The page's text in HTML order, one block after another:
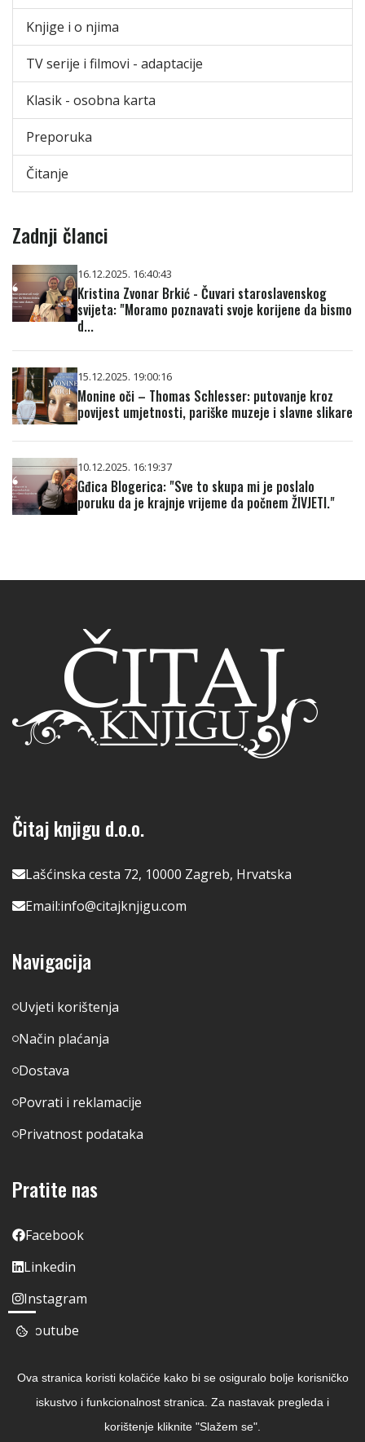
Knjige i o njima
TV serije i filmovi - adaptacije
Klasik - osobna karta
Preporuka
Čitanje
Zadnji članci
16.12.2025. 16:40:43
Kristina Zvonar Brkić - Čuvari staroslavenskog
svijeta: "Moramo poznavati svoje korijene da bismo
d...
15.12.2025. 19:00:16
Monine oči – Thomas Schlesser: putovanje kroz
povijest umjetnosti, pariške muzeje i slavne slikare
10.12.2025. 16:19:37
Gđica Blogerica: "Sve to skupa mi je poslalo
poruku da je krajnje vrijeme da počnem ŽIVJETI."
Čitaj knjigu d.o.o.
Lašćinska cesta 72, 10000 Zagreb, Hrvatska
Email:info@citajknjigu.com
Navigacija
Uvjeti korištenja
Način plaćanja
Dostava
Povrati i reklamacije
Privatnost podataka
Pratite nas
Facebook
Linkedin
Instagram
Youtube
Ova stranica koristi kolačiće kako bi se osiguralo bolje korisničko
iskustvo i funkcionalnost stranica. Za nastavak pregleda i
korištenje kliknite "Slažem se".